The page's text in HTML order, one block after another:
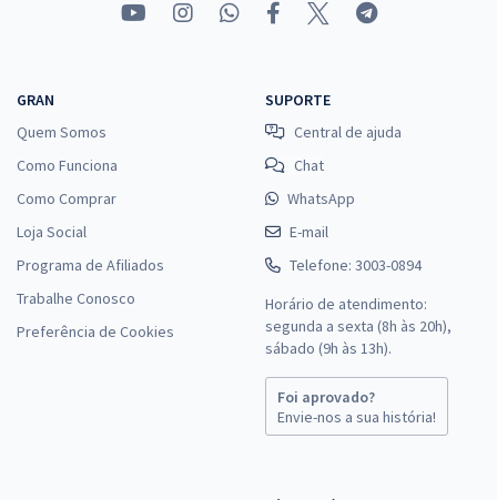
INMETRO - Instituto Nacional de Metrologia, Qualidade e Tecnologia -
Conhecimentos Específicos para Analista Executivo em Metrologia e
à vista
R$17,33
Economize R$ 51,98 (-20%)
Comprar
INMETRO - Instituto Nacional de Metrologia, Qualidade e Tecnologia -
Pesquisador Tecnologista em Metrologia e Qualidade: P3 -
Acreditação
à vista
21,99
Economize R$ 65,98 (-20%)
GRAN
Quem Somos
Como Funciona
Como Comprar
Loja Social
Programa de Afiliados
Trabalhe Conosco
Preferência de Cookies
SUPORTE
Central de ajuda
Chat
WhatsApp
E-mail
Telefone: 3003-0894
Horário de atendimento:
segunda a sexta (8h às 20h),
sábado (9h às 13h).
Foi aprovado?
Envie-nos a sua história!